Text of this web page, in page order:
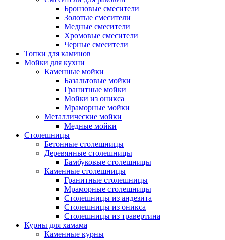
Бронзовые смесители
Золотые смесители
Медные смесители
Хромовые смесители
Черные смесители
Топки для каминов
Мойки для кухни
Каменные мойки
Базальтовые мойки
Гранитные мойки
Мойки из оникса
Мраморные мойки
Металлические мойки
Медные мойки
Столешницы
Бетонные столешницы
Деревянные столешницы
Бамбуковые столешницы
Каменные столешницы
Гранитные столешницы
Мраморные столешницы
Столешницы из андезита
Столешницы из оникса
Столешницы из травертина
Курны для хамама
Каменные курны